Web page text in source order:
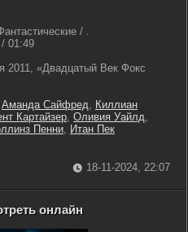
/ .
01:49
2011, «Двадцатый Век Фокс
Аманда Сайфред, Киллиан
Картайзер, Оливия Уайлд,
Пенни, Итан Пек
18-11-2024, 22:07
онлайн